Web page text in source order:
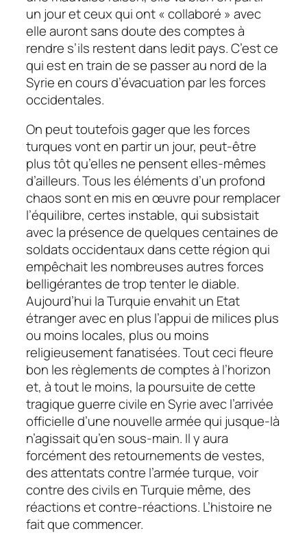
un jour et ceux qui ont « collaboré » avec
elle auront sans doute des comptes à
rendre s’ils restent dans ledit pays. C’est ce
qui est en train de se passer au nord de la
Syrie en cours d’évacuation par les forces
occidentales.
On peut toutefois gager que les forces
turques vont en partir un jour, peut-être
plus tôt qu’elles ne pensent elles-mêmes
d’ailleurs. Tous les éléments d’un profond
chaos sont en mis en œuvre pour remplacer
l’équilibre, certes instable, qui subsistait
avec la présence de quelques centaines de
soldats occidentaux dans cette région qui
empêchait les nombreuses autres forces
belligérantes de trop tenter le diable.
Aujourd’hui la Turquie envahit un Etat
étranger avec en plus l’appui de milices plus
ou moins locales, plus ou moins
religieusement fanatisées. Tout ceci fleure
bon les règlements de comptes à l’horizon
et, à tout le moins, la poursuite de cette
tragique guerre civile en Syrie avec l’arrivée
officielle d’une nouvelle armée qui jusque-là
n’agissait qu’en sous-main. Il y aura
forcément des retournements de vestes,
des attentats contre l’armée turque, voir
contre des civils en Turquie même, des
réactions et contre-réactions. L’histoire ne
fait que commencer.